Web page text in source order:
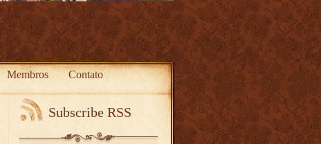
Membros Contato
Subscribe RSS